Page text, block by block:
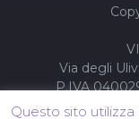
Via degli
P.IVA
Questo sito